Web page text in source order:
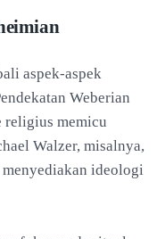
aspek-aspek
Weberian
religius memicu
Walzer, misalnya,
menyediakan ideologi